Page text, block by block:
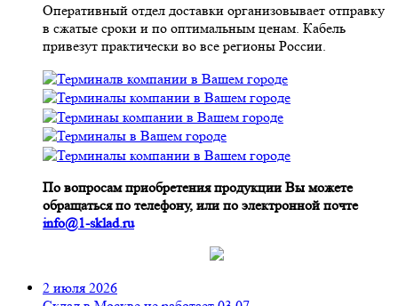
Оперативный отдел доставки организовывает отправку
в сжатые сроки и по оптимальным ценам. Кабель
привезут практически во все регионы России.
По вопросам приобретения продукции Вы можете
обращаться по телефону, или по электронной почте
info@1-sklad.ru
2 июля 2026